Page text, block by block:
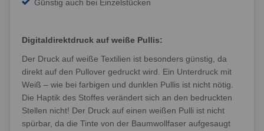
Günstig auch bei Einzelstücken
Digitaldirektdruck auf weiße Pullis:
Der Druck auf weiße Textilien ist besonders günstig, da
direkt auf den Pullover gedruckt wird. Ein Unterdruck mit
Weiß – wie bei farbigen und dunklen Pullis ist nicht nötig.
Die Haptik des Stoffes verändert sich an den bedruckten
Stellen nicht! Der Druck auf einen weißen Pulli ist nicht
spürbar, da die Tinte von der Baumwollfaser aufgesaugt